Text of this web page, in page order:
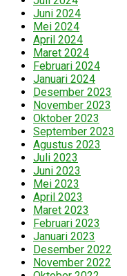
Juni 2024
Mei 2024
April 2024
Maret 2024
Februari 2024
Januari 2024
Desember 2023
November 2023
Oktober 2023
September 2023
Agustus 2023
Juli 2023
Juni 2023
Mei 2023
April 2023
Maret 2023
Februari 2023
Januari 2023
Desember 2022
November 2022